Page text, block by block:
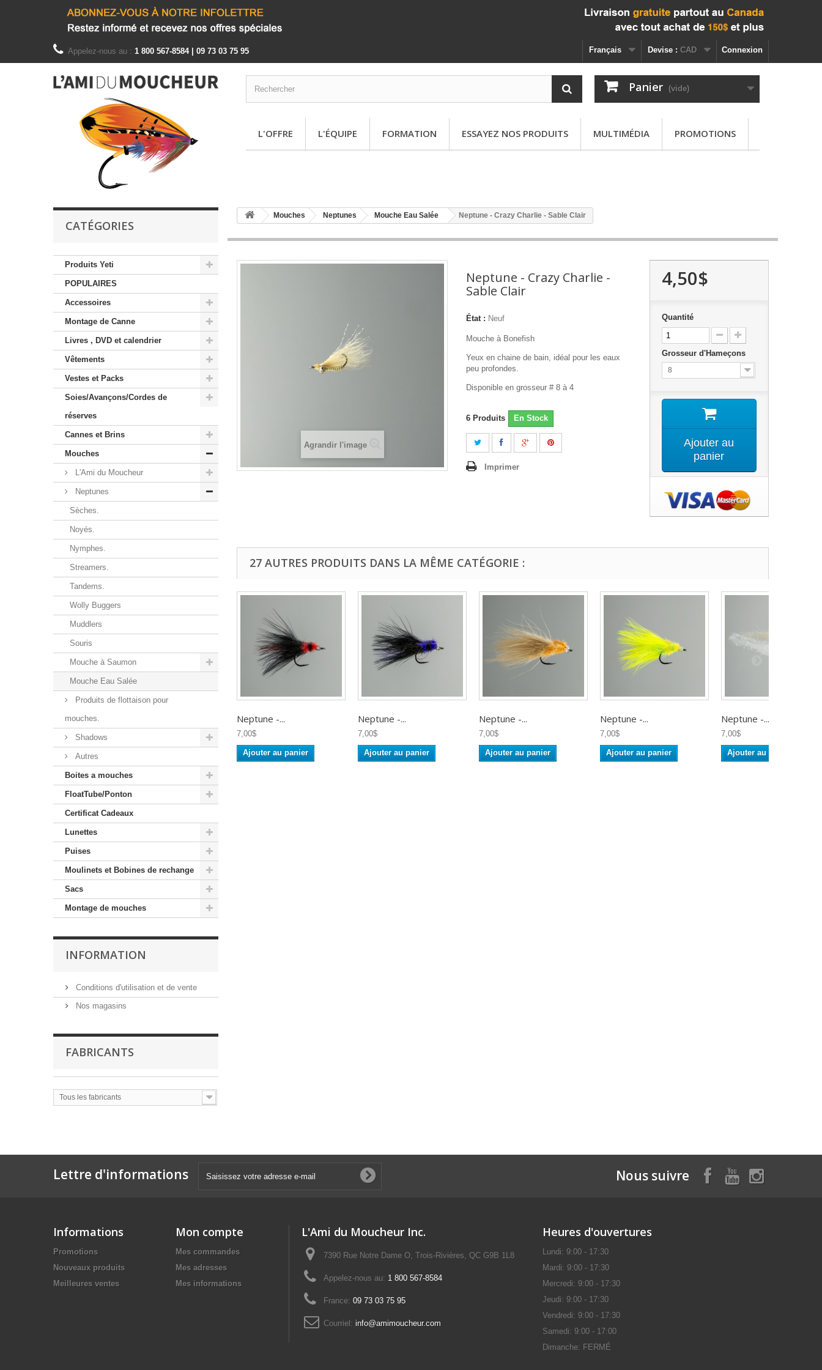
Connexion
Devise : CAD
Français
Appelez-nous au : 1 800 567-8584 | 09 73 03 75 95
Panier (vide)
L'OFFRE L'ÉQUIPE FORMATION ESSAYEZ NOS PRODUITS MULTIMÉDIA PROMOTIONS
CATÉGORIES
Produits Yeti
POPULAIRES
Accessoires
Montage de Canne
Livres , DVD et calendrier
Vêtements
Vestes et Packs
Soies/Avançons/Cordes de
réserves
Cannes et Brins
Mouches
L'Ami du Moucheur
Neptunes
Sèches.
Noyés.
Nymphes.
Streamers.
Tandems.
Wolly Buggers
Muddlers
Souris
Mouche à Saumon
Mouche Eau Salée
Produits de flottaison pour
mouches.
Shadows
Autres
Boites a mouches
FloatTube/Ponton
Certificat Cadeaux
Lunettes
Puises
Moulinets et Bobines de rechange
Sacs
Montage de mouches
INFORMATION
Conditions d'utilisation et de vente
Nos magasins
FABRICANTS
Tous les fabricants
Mouches Neptunes Mouche Eau Salée Neptune - Crazy Charlie - Sable Clair
Agrandir l'image
Neptune - Crazy Charlie -
Sable Clair
État : Neuf
Mouche à Bonefish
Yeux en chaine de bain, idéal pour les eaux
peu profondes.
Disponible en grosseur # 8 à 4
6 Produits En Stock
Imprimer
4,50$
Quantité
Grosseur d'Hameçons
8
Ajouter au
panier
27 AUTRES PRODUITS DANS LA MÊME CATÉGORIE :
Neptune -...
7,00$
Ajouter au panier
Neptune -...
7,00$
Ajouter au panier
Neptune -...
7,00$
Ajouter au panier
Neptune -...
7,00$
Ajouter au panier
Neptune -...
7,00$
Ajouter au panier
Lettre d'informations Nous suivre
Informations
Promotions
Nouveaux produits
Meilleures ventes
Mon compte
Mes commandes
Mes adresses
Mes informations
L'Ami du Moucheur Inc.
7390 Rue Notre Dame O, Trois-Rivières, QC G9B 1L8
Appelez-nous au: 1 800 567-8584
France: 09 73 03 75 95
Courriel: info@amimoucheur.com
Heures d'ouvertures
Lundi: 9:00 - 17:30
Mardi: 9:00 - 17:30
Mercredi: 9:00 - 17:30
Jeudi: 9:00 - 17:30
Vendredi: 9:00 - 17:30
Samedi: 9:00 - 17:00
Dimanche: FERMÉ